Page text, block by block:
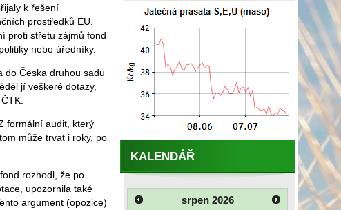
k řešení
prostředků EU.
proti střetu zájmů fond
nebo úředníky.
do Česka druhou sadu
jí veškeré dotazy,
formální audit, který
může trvat i roky, po
rozhodl, že po
upozornila také
argument (opozice)
KALENDÁŘ
srpen 2026